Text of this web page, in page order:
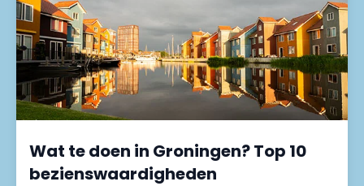
Wat te doen in Groningen? Top 10
bezienswaardigheden